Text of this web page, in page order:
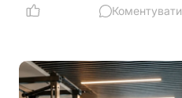
Коментувати